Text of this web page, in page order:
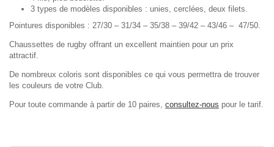
3 types de modèles disponibles : unies, cerclées, deux filets.
Pointures disponibles : 27/30 – 31/34 – 35/38 – 39/42 – 43/46 – 47/50.
Chaussettes de rugby offrant un excellent maintien pour un prix
attractif.
De nombreux coloris sont disponibles ce qui vous permettra de trouver
les couleurs de votre Club.
Pour toute commande à partir de 10 paires, consultez-nous pour le tarif.